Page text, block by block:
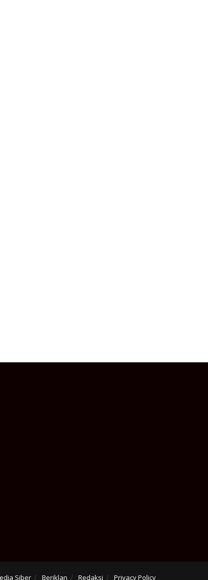
Siber Beriklan Redaksi Privacy Policy